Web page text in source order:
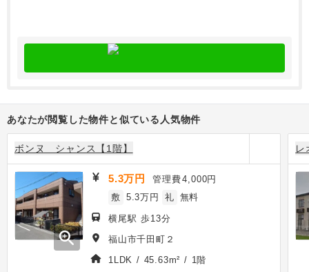
あなたが閲覧した物件と似ている人気物件
ボンヌ シャンス【1階】
zoom_in
5.3万円 管理費4,000円
敷 5.3万円 礼 無料
横尾駅 歩13分
福山市千田町２
1LDK / 45.63m² / 1階
レ